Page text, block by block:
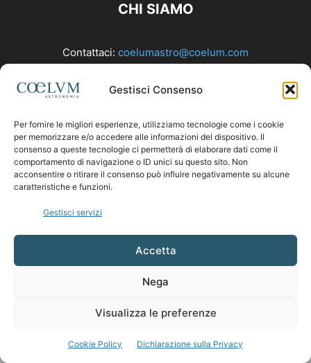
Gestisci Consenso
Per fornire le migliori esperienze, utilizziamo tecnologie come i cookie
per memorizzare e/o accedere alle informazioni del dispositivo. Il
consenso a queste tecnologie ci permetterà di elaborare dati come il
comportamento di navigazione o ID unici su questo sito. Non
acconsentire o ritirare il consenso può influire negativamente su alcune
caratteristiche e funzioni.
Gestisci servizi
Accetta
Nega
Visualizza le preferenze
Cookie Policy Dichiarazione sulla Privacy
CHI SIAMO
Contattaci: coelumastro@coelum.com
SEGUICI